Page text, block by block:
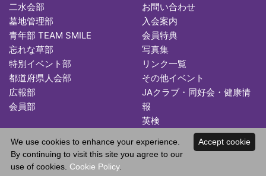
二水会部
墓地管理部
青年部 TEAM SMILE
忘れな草部
特別イベント部
都道府県人会部
広報部
会員部
お問い合わせ
入会案内
会員特典
写真集
リンク一覧
その他イベント
JAクラブ・同好会・健康情
報
英検
Copyright © 2026 Japan Association in the UK. All Rights Reserved.
Accept cookie
We use cookies to enhance your experience.
By continuing to visit this site you agree to our
use of cookies. Cookie Policy.